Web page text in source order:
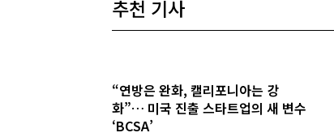
추천 기사
“연방은 완화, 캘리포니아는 강
화”… 미국 진출 스타트업의 새 변수
‘BCSA’